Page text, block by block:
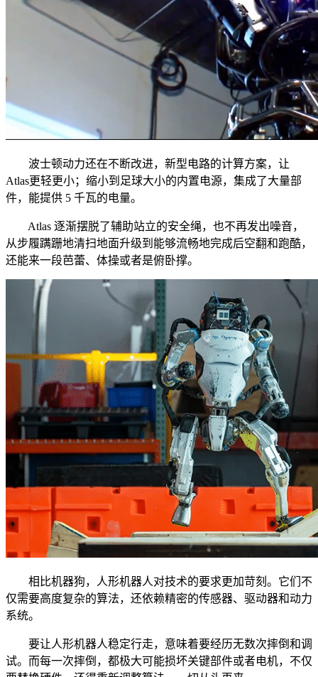
波士顿动力还在不断改进，新型电路的计算方案，让
Atlas更轻更小；缩小到足球大小的内置电源，集成了大量部
件，能提供 5 千瓦的电量。
Atlas 逐渐摆脱了辅助站立的安全绳，也不再发出噪音，
从步履蹒跚地清扫地面升级到能够流畅地完成后空翻和跑酷，
还能来一段芭蕾、体操或者是俯卧撑。
相比机器狗，人形机器人对技术的要求更加苛刻。它们不
仅需要高度复杂的算法，还依赖精密的传感器、驱动器和动力
系统。
要让人形机器人稳定行走，意味着要经历无数次摔倒和调
试。而每一次摔倒，都极大可能损坏关键部件或者电机，不仅